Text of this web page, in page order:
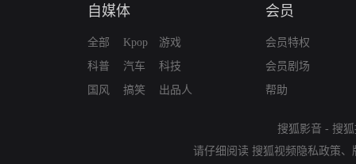
自媒体
全部
科普
国风
Kpop
汽车
搞笑
游戏
科技
出品人
会员
会员特权
会员剧场
帮助
搜狐影音 - 搜
请仔细阅读 搜狐视频隐私政策、